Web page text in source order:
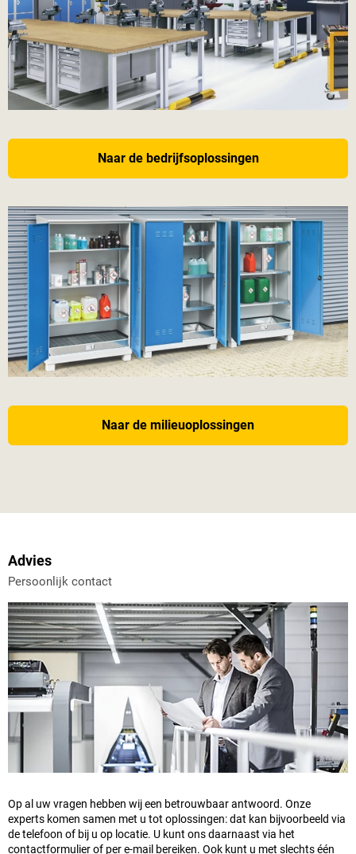
Naar de bedrijfsoplossingen
Naar de milieuoplossingen
Advies
Persoonlijk contact
Op al uw vragen hebben wij een betrouwbaar antwoord. Onze
experts komen samen met u tot oplossingen: dat kan bijvoorbeeld via
de telefoon of bij u op locatie. U kunt ons daarnaast via het
contactformulier of per e-mail bereiken. Ook kunt u met slechts één